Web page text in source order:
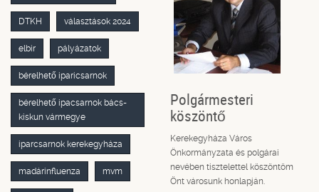
DTKH választások 2024
elbir pályázatok
bérelhető iparicsarnok
bérelhető ipacsarnok bács-
kiskun vármegye
iparcsarnok kerekegyháza
madárinfluenza mvm
Polgármesteri
köszöntő
Kerekegyháza Város
Önkormányzata és polgárai
nevében tisztelettel köszöntöm
Önt városunk honlapján.